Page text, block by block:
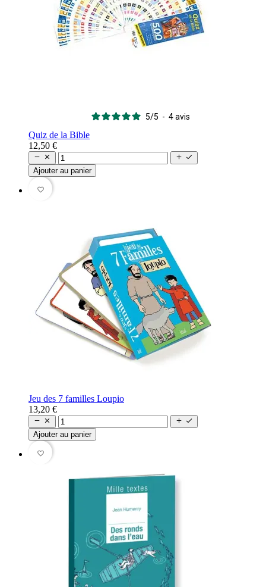
5/5 - 4avis
Quiz de la Bible
12,50 €
   
Ajouter au panier
favorite_border
Jeu des 7 familles Loupio
13,20 €
   
Ajouter au panier
favorite_border